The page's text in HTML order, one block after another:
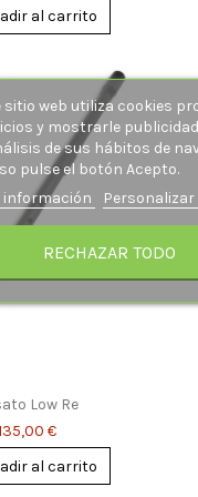
al carrito
Low Re
€
al carrito
sitio web utiliza cookies
y mostrarle
de sus hábitos de
pulse el botón Acepto.
información
RECHAZAR TODO